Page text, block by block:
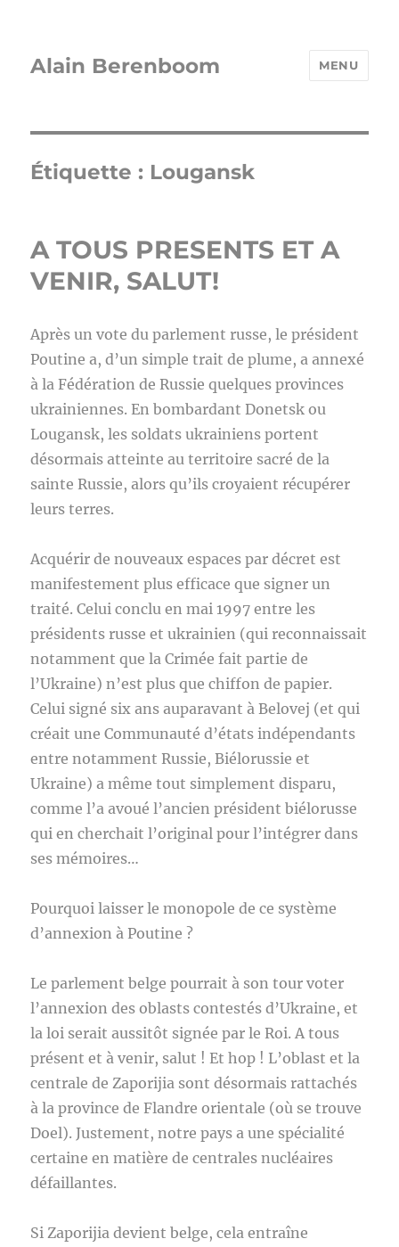
Alain Berenboom MENU
Étiquette : Lougansk
A TOUS PRESENTS ET A
VENIR, SALUT!
Après un vote du parlement russe, le président
Poutine a, d’un simple trait de plume, a annexé
à la Fédération de Russie quelques provinces
ukrainiennes. En bombardant Donetsk ou
Lougansk, les soldats ukrainiens portent
désormais atteinte au territoire sacré de la
sainte Russie, alors qu’ils croyaient récupérer
leurs terres.
Acquérir de nouveaux espaces par décret est
manifestement plus efficace que signer un
traité. Celui conclu en mai 1997 entre les
présidents russe et ukrainien (qui reconnaissait
notamment que la Crimée fait partie de
l’Ukraine) n’est plus que chiffon de papier.
Celui signé six ans auparavant à Belovej (et qui
créait une Communauté d’états indépendants
entre notamment Russie, Biélorussie et
Ukraine) a même tout simplement disparu,
comme l’a avoué l’ancien président biélorusse
qui en cherchait l’original pour l’intégrer dans
ses mémoires…
Pourquoi laisser le monopole de ce système
d’annexion à Poutine ?
Le parlement belge pourrait à son tour voter
l’annexion des oblasts contestés d’Ukraine, et
la loi serait aussitôt signée par le Roi. A tous
présent et à venir, salut ! Et hop ! L’oblast et la
centrale de Zaporijia sont désormais rattachés
à la province de Flandre orientale (où se trouve
Doel). Justement, notre pays a une spécialité
certaine en matière de centrales nucléaires
défaillantes.
Si Zaporijia devient belge, cela entraîne